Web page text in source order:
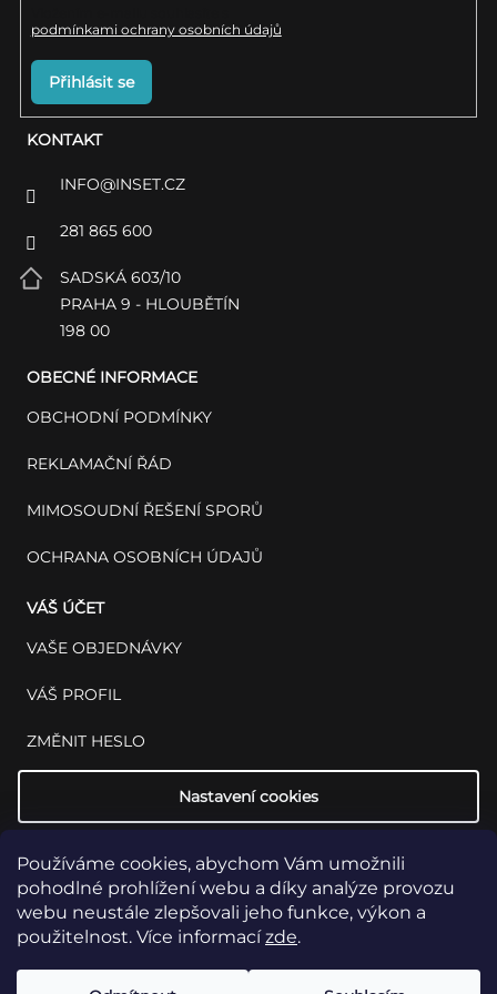
Používáme cookies, abychom Vám umožnili
pohodlné prohlížení webu a díky analýze provozu
webu neustále zlepšovali jeho funkce, výkon a
použitelnost. Více informacízde.
KONTAKT
INFO@INSET.CZ
281 865 600
SADSKÁ 603/10
PRAHA 9 - HLOUBĚTÍN
198 00
OBECNÉ INFORMACE
OBCHODNÍ PODMÍNKY
REKLAMAČNÍ ŘÁD
MIMOSOUDNÍ ŘEŠENÍ SPORŮ
OCHRANA OSOBNÍCH ÚDAJŮ
VÁŠ ÚČET
VAŠE OBJEDNÁVKY
VÁŠ PROFIL
ZMĚNIT HESLO
Nastavení cookies
podmínkami ochrany osobních údajů
Přihlásit se